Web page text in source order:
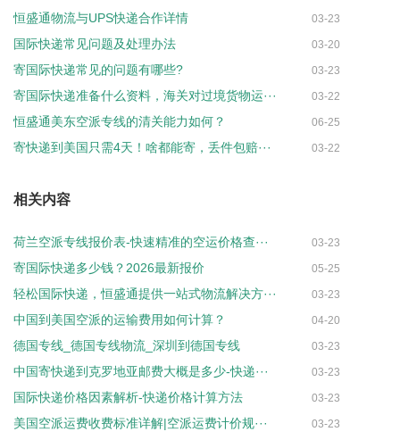
恒盛通物流与UPS快递合作详情 03-23
国际快递常见问题及处理办法 03-20
寄国际快递常见的问题有哪些? 03-23
寄国际快递准备什么资料，海关对过境货物运··· 03-22
恒盛通美东空派专线的清关能力如何？ 06-25
寄快递到美国只需4天！啥都能寄，丢件包赔··· 03-22
相关内容
荷兰空派专线报价表-快速精准的空运价格查··· 03-23
寄国际快递多少钱？2026最新报价 05-25
轻松国际快递，恒盛通提供一站式物流解决方··· 03-23
中国到美国空派的运输费用如何计算？ 04-20
德国专线_德国专线物流_深圳到德国专线 03-23
中国寄快递到克罗地亚邮费大概是多少-快递··· 03-23
国际快递价格因素解析-快递价格计算方法 03-23
美国空派运费收费标准详解|空派运费计价规··· 03-23